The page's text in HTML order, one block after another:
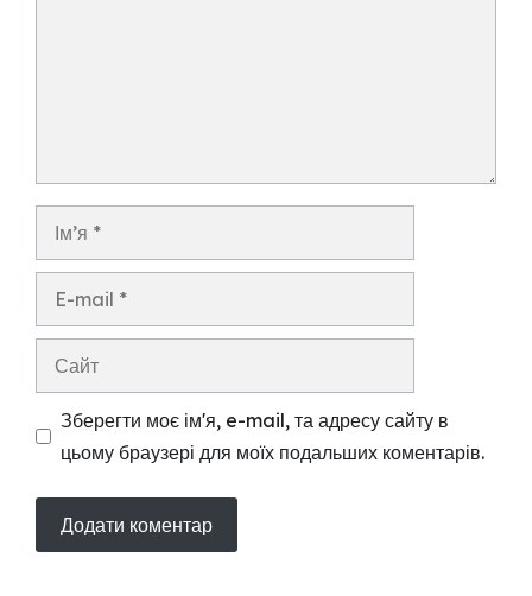
Зберегти моє ім'я, e-mail, та адресу сайту в
цьому браузері для моїх подальших коментарів.